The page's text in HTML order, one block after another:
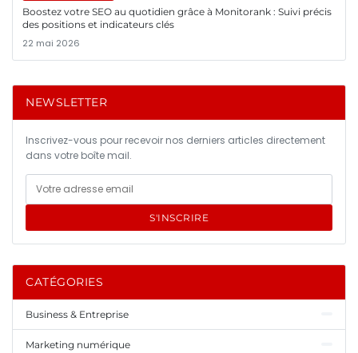
Boostez votre SEO au quotidien grâce à Monitorank : Suivi précis
des positions et indicateurs clés
22 mai 2026
NEWSLETTER
Inscrivez-vous pour recevoir nos derniers articles directement
dans votre boîte mail.
S'INSCRIRE
CATÉGORIES
Business & Entreprise
Marketing numérique